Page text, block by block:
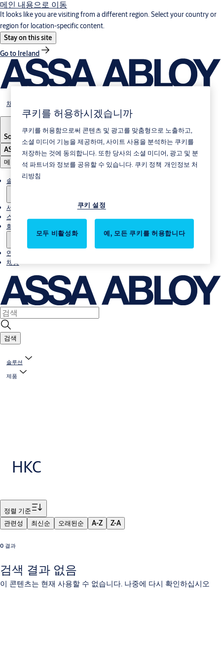
메인 내용으로 이동
It looks like you are visiting from a different region. Select your country or
region for location-specific content.
Stay on this site
Go to Ireland
채용
South Korea
한국어
ASSA ABLOY Group
메뉴
솔루션
서비스
스토리
회사소개
연락처
채용
검색
솔루션
제품
HKC
터
정렬 기준
관련성
최신순 오래된순 A-Z Z-A
0 결과
검색 결과 없음
이 콘텐츠는 현재 사용할 수 없습니다. 나중에 다시 확인하십시오
쿠키를 허용하시겠습니까
쿠키를 허용함으로써 콘텐츠 및 광고를 맞춤형으로 노출하고,
소셜 미디어 기능을 제공하며, 사이트 사용을 분석하는 쿠키를
저장하는 것에 동의합니다. 또한 당사의 소셜 미디어, 광고 및 분
석 파트너와 정보를 공유할 수 있습니다. 쿠키 정책 개인정보 처
리방침
쿠키 설정
모두 비활성화 예, 모든 쿠키를 허용합니다